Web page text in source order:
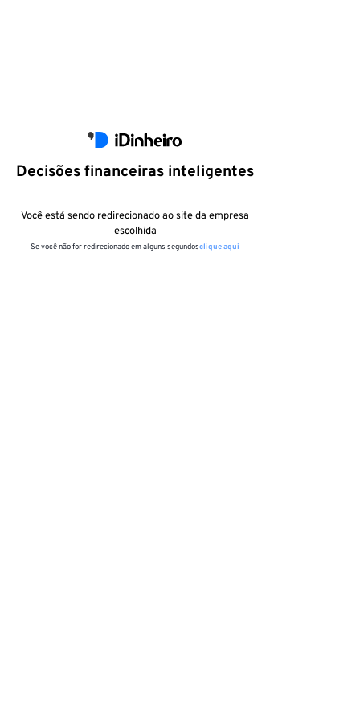
Decisões financeiras inteligentes
Você está sendo redirecionado ao site da empresa
escolhida
Se você não for redirecionado em alguns segundosclique aqui